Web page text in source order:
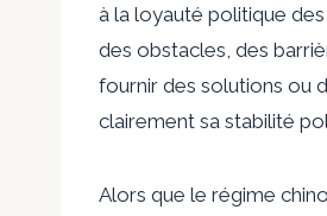
à la loyauté politique
des obstacles, des
fournir des solutions ou
clairement sa stabilité
Alors que le régime